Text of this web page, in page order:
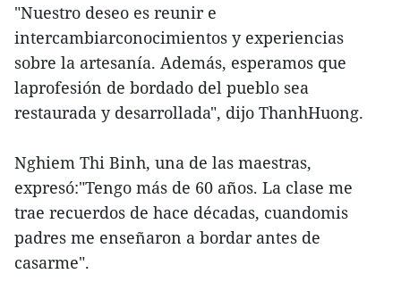
"Nuestro deseo es reunir e
intercambiarconocimientos y experiencias
sobre la artesanía. Además, esperamos que
laprofesión de bordado del pueblo sea
restaurada y desarrollada", dijo ThanhHuong.
Nghiem Thi Binh, una de las maestras,
expresó:"Tengo más de 60 años. La clase me
trae recuerdos de hace décadas, cuandomis
padres me enseñaron a bordar antes de
casarme".